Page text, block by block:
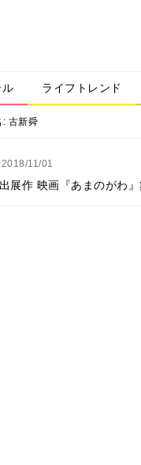
ル ライフトレンド
: 古新舜
2018/11/01
展作 映画『あまのがわ